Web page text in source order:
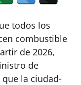
todos los
combustible
de 2026,
de
la ciudad-